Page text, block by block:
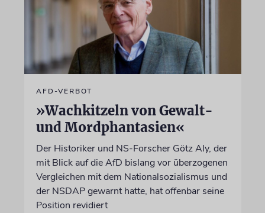
AFD-VERBOT
»Wachkitzeln von Gewalt-
und Mordphantasien«
Der Historiker und NS-Forscher Götz Aly, der
mit Blick auf die AfD bislang vor überzogenen
Vergleichen mit dem Nationalsozialismus und
der NSDAP gewarnt hatte, hat offenbar seine
Position revidiert